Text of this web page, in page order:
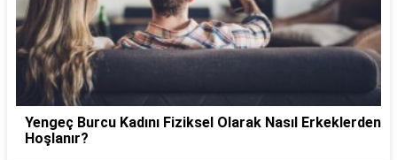
Yengeç Burcu Kadını Fiziksel Olarak Nasıl Erkeklerden
Hoşlanır?